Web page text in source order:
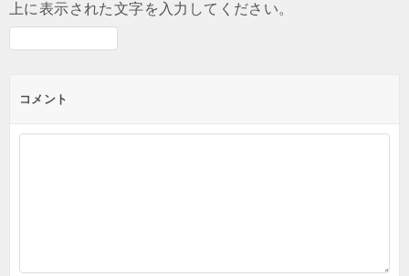
上に表示された文字を入力してください。
コメント